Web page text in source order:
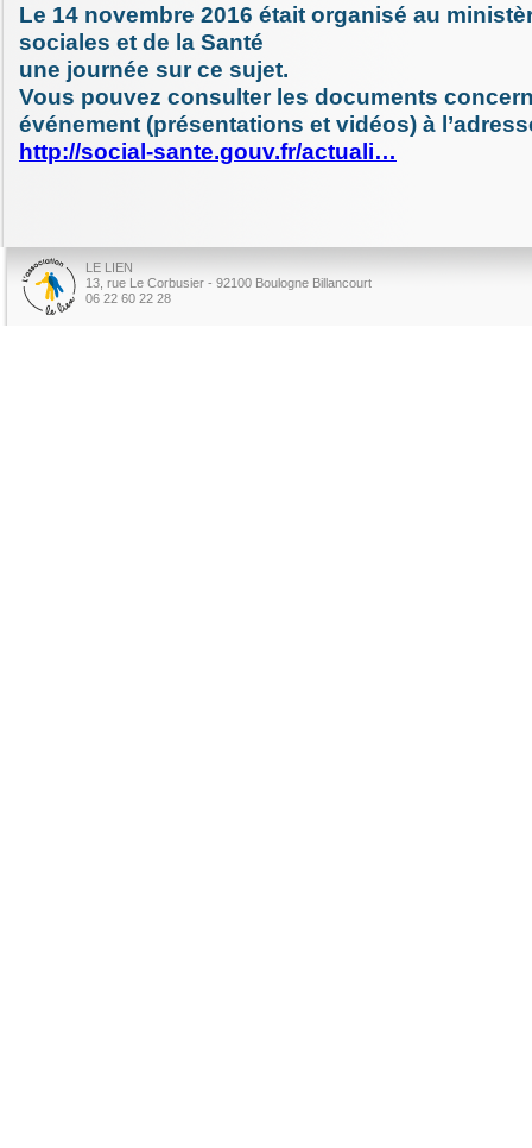
Le 14 novembre 2016 était organisé au
sociales et de la Santé
une journée sur ce sujet.
Vous pouvez consulter les documents
événement (présentations et vidéos) à
http://social-sante.gouv.fr/actuali…
LE LIEN
13, rue Le Corbusier - 92100 Boulogne Billancourt
06 22 60 22 28